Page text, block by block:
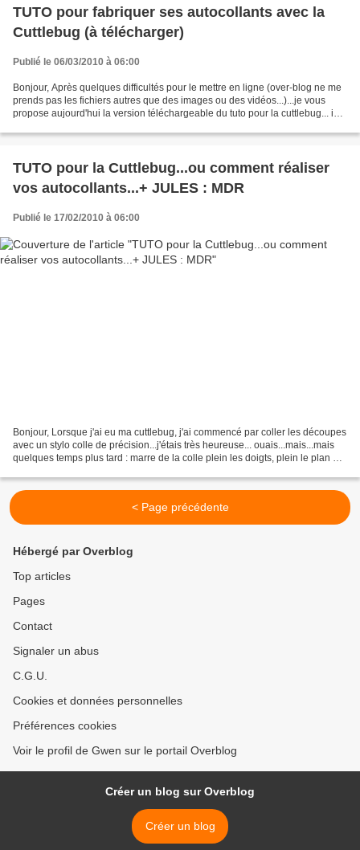
TUTO pour fabriquer ses autocollants avec la
Cuttlebug (à télécharger)
Publié le 06/03/2010 à 06:00
Bonjour, Après quelques difficultés pour le mettre en ligne (over-blog ne me
prends pas les fichiers autres que des images ou des vidéos...)...je vous
propose aujourd'hui la version téléchargeable du tuto pour la cuttlebug... ici
TUTO pour la Cuttlebug...ou comment réaliser
vos autocollants...+ JULES : MDR
Publié le 17/02/2010 à 06:00
Bonjour, Lorsque j'ai eu ma cuttlebug, j'ai commencé par coller les découpes
avec un stylo colle de précision...j'étais très heureuse... ouais...mais...mais
quelques temps plus tard : marre de la colle plein les doigts, plein le plan de
< Page précédente
Hébergé par Overblog
Top articles
Pages
Contact
Signaler un abus
C.G.U.
Cookies et données personnelles
Préférences cookies
Voir le profil de Gwen sur le portail Overblog
Créer un blog sur Overblog
Créer un blog